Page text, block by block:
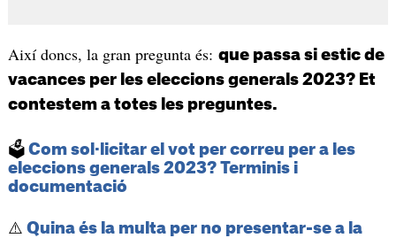
Així doncs, la gran pregunta és: que passa si estic de
vacances per les eleccions generals 2023? Et
contestem a totes les preguntes.
🗳️ Com sol·licitar el vot per correu per a les
eleccions generals 2023? Terminis i
documentació
⚠️ Quina és la multa per no presentar-se a la